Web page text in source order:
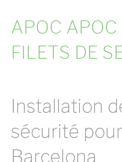
APOC
FILETS DE
Installation
sécurité
Barcelona